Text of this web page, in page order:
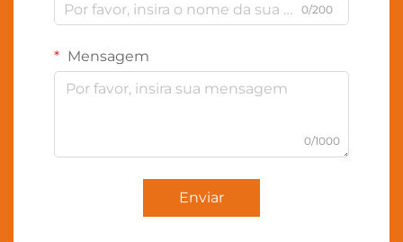
0/200
Mensagem
0/1000
Enviar